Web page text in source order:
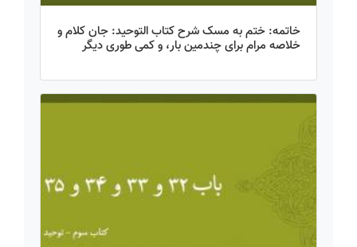
خاتمه: ختم به مسک شرح کتاب التوحید: جان کلام و
خلاصه مرام برای چندمین بار، و کمی طوری دیگر